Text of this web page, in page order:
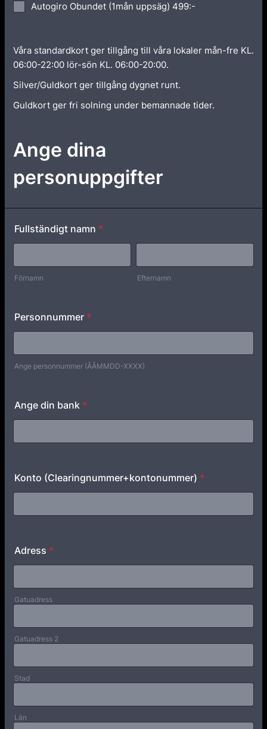
Autogiro Obundet (1mån uppsäg) 499:-
Våra standardkort ger tillgång till våra lokaler mån-fre KL.
06:00-22:00 lör-sön KL. 06:00-20:00.
Silver/Guldkort ger tillgång dygnet runt.
Guldkort ger fri solning under bemannade tider.
Ange dina
personuppgifter
Fullständigt namn *
Förnamn Efternamn
Personnummer *
Ange personnummer (ÅÅMMDD-XXXX)
Ange din bank *
Konto (Clearingnummer+kontonummer) *
Adress *
Gatuadress
Gatuadress 2
Stad
Län